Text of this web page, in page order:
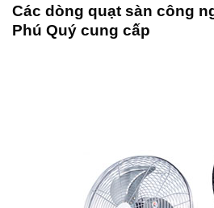
Các dòng quạt sàn công
Phú Quý cung cấp